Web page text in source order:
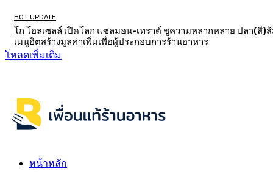
HOT UPDATE
โก โฮลเซลล์ เปิดโลก แซลมอน-เทราต์ ชูความหลากหลาย ปลา(สี)
เมนูฮิตสร้างมูลค่าเพิ่มเพื่อผู้ประกอบการร้านอาหาร
โหลดเพิ่มเติม
หน้าหลัก